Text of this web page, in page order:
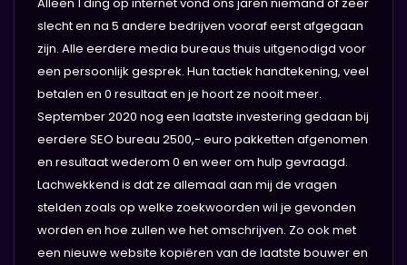
slecht en na 5 andere bedrijven vooraf eerst afgegaan
zijn. Alle eerdere media bureaus thuis uitgenodigd voor
een persoonlijk gesprek. Hun tactiek handtekening, veel
betalen en 0 resultaat en je hoort ze nooit meer.
September 2020 nog een laatste investering gedaan bij
eerdere SEO bureau 2500,- euro pakketten afgenomen
en resultaat wederom 0 en weer om hulp gevraagd.
Lachwekkend is dat ze allemaal aan mij de vragen
stelden zoals op welke zoekwoorden wil je gevonden
worden en hoe zullen we het omschrijven. Zo ook met
een nieuwe website kopiëren van de laatste bouwer en